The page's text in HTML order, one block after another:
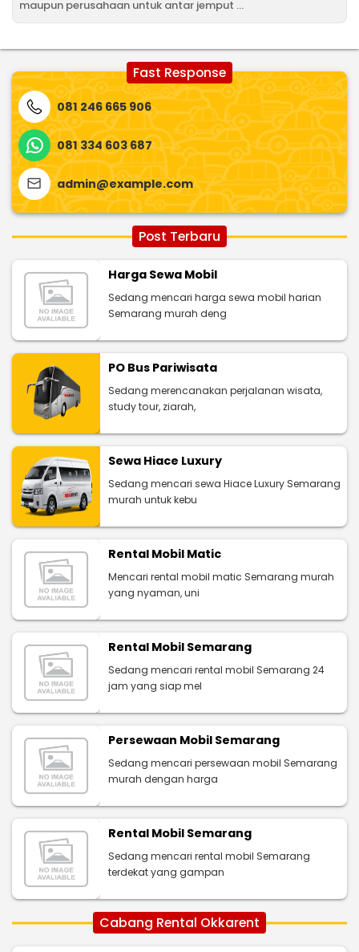
maupun perusahaan untuk antar jemput ...
Fast Response
081 246 665 906
081 334 603 687
admin@example.com
Post Terbaru
Harga Sewa Mobil
Sedang mencari harga sewa mobil harian
Semarang murah deng
PO Bus Pariwisata
Sedang merencanakan perjalanan wisata,
study tour, ziarah,
Sewa Hiace Luxury
Sedang mencari sewa Hiace Luxury Semarang
murah untuk kebu
Rental Mobil Matic
Mencari rental mobil matic Semarang murah
yang nyaman, uni
Rental Mobil Semarang
Sedang mencari rental mobil Semarang 24
jam yang siap mel
Persewaan Mobil Semarang
Sedang mencari persewaan mobil Semarang
murah dengan harga
Rental Mobil Semarang
Sedang mencari rental mobil Semarang
terdekat yang gampan
Cabang Rental Okkarent